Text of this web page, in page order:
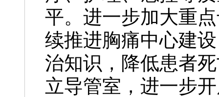
平。进一步加大重
续推进胸痛中心建
治知识，降低患者
立导管室，进一步